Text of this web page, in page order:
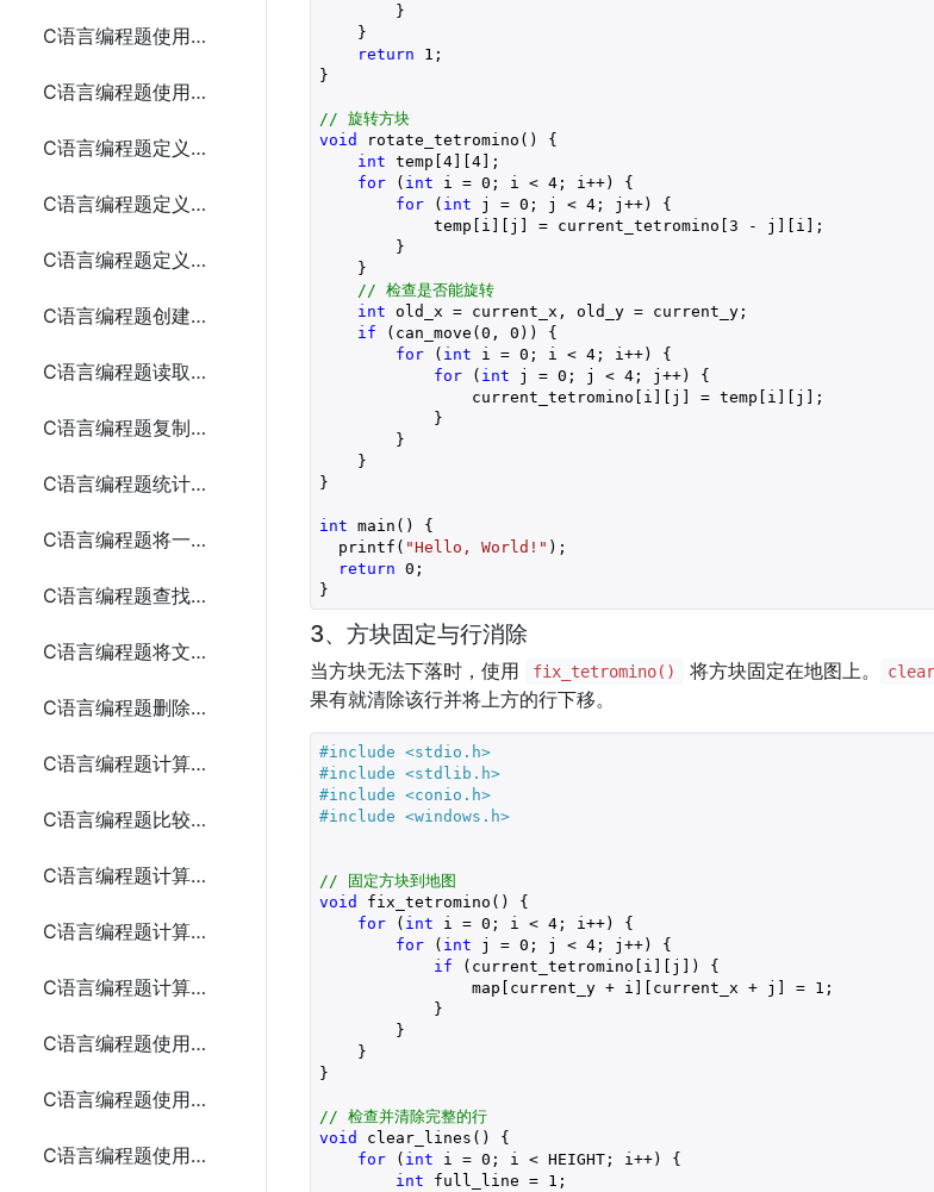
C语言编程题使用指针和函数查找字符串中的字符
C语言编程题使用指针和函数排序数组
C语言编程题定义时间、学生和复数结构体
C语言编程题定义矩形、日期和员工结构体
C语言编程题定义点、书籍、三角形和汽车结构体
C语言编程题创建并写入文本文件
C语言编程题读取文本文件并输出其内容
C语言编程题复制一个文本文件的内容到另一个文件
C语言编程题统计文本文件中的字符、单词和行数
C语言编程题将一段文本追加到现有文件的末尾
C语言编程题查找文本文件中的某个单词
C语言编程题将文本文件中的所有字母转换为大写
C语言编程题删除文本文件中的所有空行
C语言编程题计算二进制文件中的整数之和
C语言编程题比较两个文本文件是否相同
C语言编程题计算两个矩阵的和
C语言编程题计算两个矩阵的乘积
C语言编程题计算一个矩阵的转置
C语言编程题使用递归计算斐波那契数列的第n项
C语言编程题使用递归计算一个整数的阶乘
C语言编程题使用递归求解汉诺塔问题
        }
    }
return
1 ;
}
// 旋转方块
void rotate_tetromino() {
int temp[4][4];
for ( int i = 0 ; i < 4; i++) {
for ( int j = 0 ; j < 4; j++) {
            temp[i][j] = current_tetromino[
3 - j][i];
        }
    }
// 检查是否能旋转
int old_x = current_x, old_y = current_y;
if (can_move(0 , 0 )) {
for ( int i = 0 ; i < 4; i++) {
for ( int j = 0 ; j < 4; j++) {
                current_tetromino[i][j] = temp[i][j];
            }
        }
    }
}
int main() {
  printf(
"Hello, World!" );
return 0 ;
}
3、方块固定与行消除
当方块无法下落时，使用 fix_tetromino() 将方块固定在地图上。
果有就清除该行并将上方的行下移。
#include <stdio.h>
#include <stdlib.h>
#include <conio.h>
#include <windows.h>
// 固定方块到地图
void fix_tetromino() {
for ( int i = 0 ; i < 4; i++) {
for ( int j = 0 ; j < 4; j++) {
if (current_tetromino[i][j]) {
                map[current_y + i][current_x + j] =
1 ;
            }
        }
    }
}
// 检查并清除完整的行
void clear_lines() {
for ( int i = 0 ; i < HEIGHT; i++) {
int full_line = 1 ;